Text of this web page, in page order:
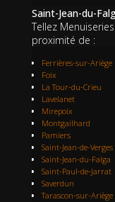
Saint-Jean-du-
Tellez
proximité de :
Ferrières-sur-Ariège
Foix
La Tour-du-Crieu
Lavelanet
Mirepoix
Montgailhard
Pamiers
Saint-Jean-de-Verges
Saint-Jean-du-Falga
Saint-Paul-de-Jarrat
Saverdun
Tarascon-sur-Ariège